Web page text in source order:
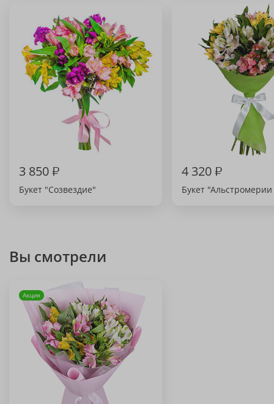
3 850₽
Букет "Созвездие"
4 320₽
Букет
Вы смотрели
Акция